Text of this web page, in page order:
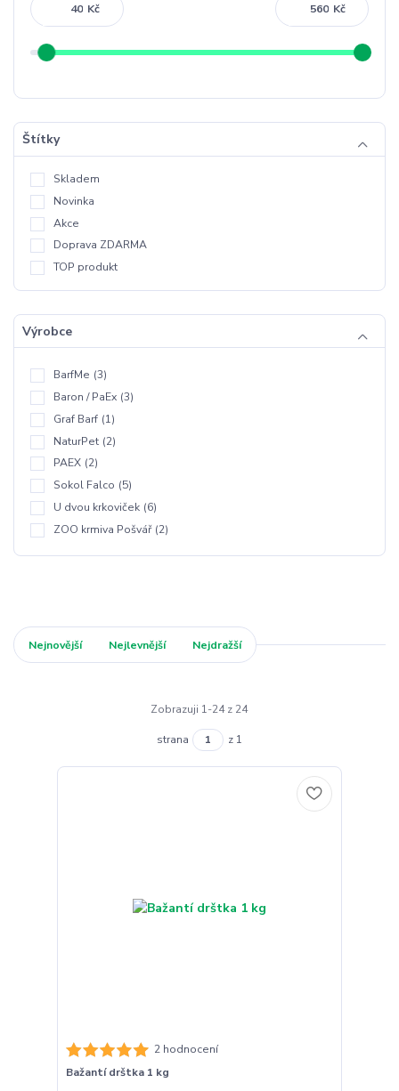
Kč Kč
Štítky
Skladem
Novinka
Akce
Doprava ZDARMA
TOP produkt
Výrobce
BarfMe (3)
Baron / PaEx (3)
Graf Barf (1)
NaturPet (2)
PAEX (2)
Sokol Falco (5)
U dvou krkoviček (6)
ZOO krmiva Pošvář (2)
Nejnovější Nejlevnější Nejdražší
Zobrazuji 1-24 z 24
strana z 1
2 hodnocení
Bažantí drštka 1 kg